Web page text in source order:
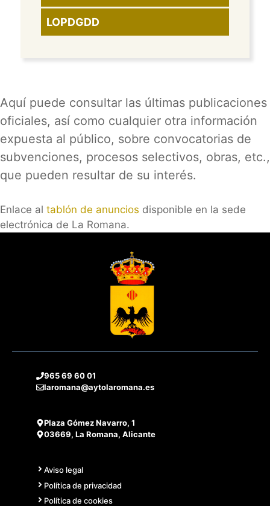
Aquí puede consultar las últimas publicaciones
oficiales, así como cualquier otra información
expuesta al público, sobre convocatorias de
subvenciones, procesos selectivos, obras, etc.,
que pueden resultar de su interés.
Enlace al tablón de anuncios disponible en la sede
electrónica de La Romana.
LOPDGDD
965 69 60 01
laromana@aytolaromana.es
Plaza Gómez Navarro, 1
03669, La Romana, Alicante
Aviso legal
Política de privacidad
Política de cookies